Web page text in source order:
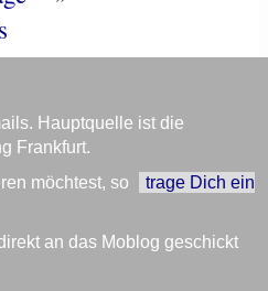
Hauptquelle ist die
Frankfurt.
möchtest, so
trage Dich ein
an das Moblog geschickt